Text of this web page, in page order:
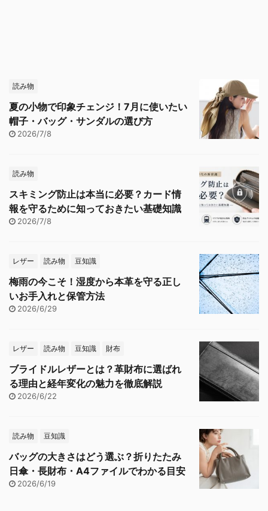
読み物
夏の小物で印象チェンジ！7月に使いたい
帽子・バッグ・サンダルの選び方
2026/7/8
読み物
スキミング防止は本当に必要？カード情
報を守るために知っておきたい基礎知識
2026/7/8
レザー 読み物 豆知識
梅雨の今こそ！湿度から本革を守る正し
いお手入れと保管方法
2026/6/29
レザー 読み物 豆知識 財布
ブライドルレザーとは？革財布に選ばれ
る理由と経年変化の魅力を徹底解説
2026/6/22
読み物 豆知識
バッグの大きさはどう選ぶ？折りたたみ
日傘・長財布・A4ファイルでわかる目安
2026/6/19